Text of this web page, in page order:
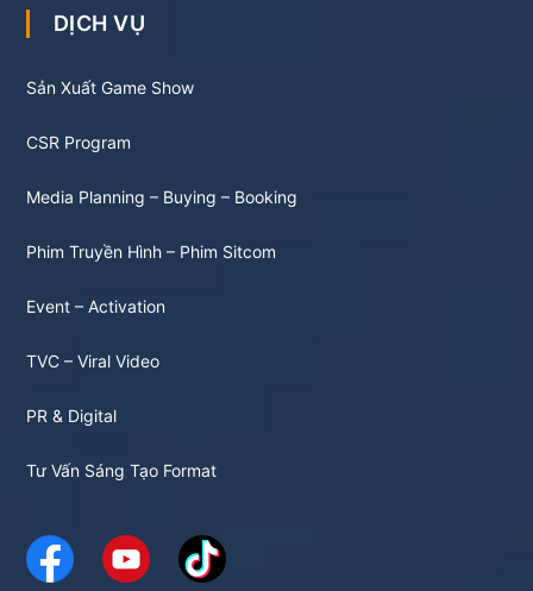
DỊCH VỤ
Sản Xuất Game Show
CSR Program
Media Planning – Buying – Booking
Phim Truyền Hình – Phim Sitcom
Event – Activation
TVC – Viral Video
PR & Digital
Tư Vấn Sáng Tạo Format